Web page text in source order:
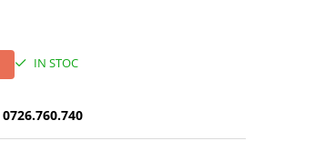
IN STOC
0726.760.740